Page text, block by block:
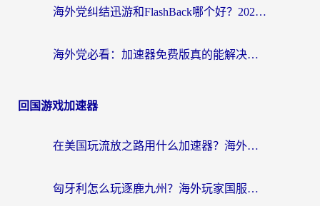
海外党纠结迅游和FlashBack哪个好？2026实用指南教你选对回国加速器
海外党必看：加速器免费版真的能解决回国访问难题吗？附实用选择指南
回国游戏加速器
在美国玩流放之路用什么加速器？海外党国服游戏不卡顿的终极攻略
匈牙利怎么玩逐鹿九州？海外玩家国服游戏加速器终极指南（附永劫无间荣耀新三国解决方案）